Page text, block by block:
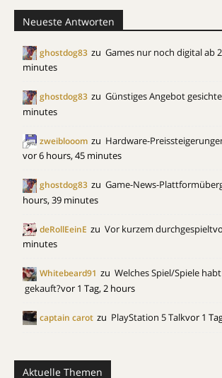
Neueste Antworten
ghostdog83 zu Games nur noch digital ab
minutes
ghostdog83 zu Günstiges Angebot
minutes
zweiblooom zu Hardware-
vor 6 hours, 45 minutes
ghostdog83 zu Game-News-
hours, 39 minutes
deRollEeinE zu Vor kurzem durchgespielt
minutes
Whitebeard91 zu Welches Spiel/Spiele
gekauft?vor 1 Tag, 2 hours
captain carot zu PlayStation 5 Talkvor 1
Aktuelle Themen